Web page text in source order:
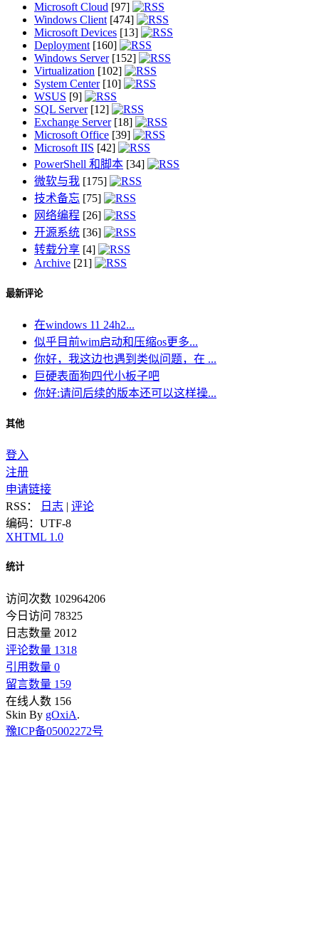
Microsoft Cloud [97]
Windows Client[474]
Microsoft Devices [13]
Deployment[160]
Windows Server[152]
Virtualization [102]
System Center[10]
WSUS [9]
SQL Server[12]
Exchange Server[18]
Microsoft Office [39]
Microsoft IIS [42]
PowerShell 和脚本 [34]
微软与我 [175]
技术备忘 [75]
网络编程 [26]
开源系统 [36]
转载分享 [4]
Archive [21]
最新评论
在windows 11 24h2...
似乎目前wim启动和压缩os更多...
你好，我这边也遇到类似问题，在 ...
巨硬表面狗四代小板子吧
你好:请问后续的版本还可以这样操...
其他
登入
注册
申请链接
RSS：
日志 | 评论
编码：UTF-8
XHTML 1.0
统计
访问次数 102964206
今日访问 78325
日志数量 2012
评论数量 1318
引用数量 0
留言数量 159
在线人数 156
Skin By gOxiA.
豫ICP备05002272号